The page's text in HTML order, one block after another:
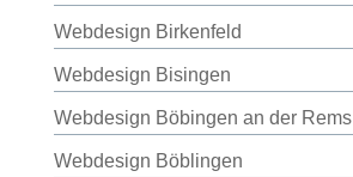
Webdesign Birkenfeld
Webdesign Bisingen
Webdesign Böbingen an der Rems
Webdesign Böblingen